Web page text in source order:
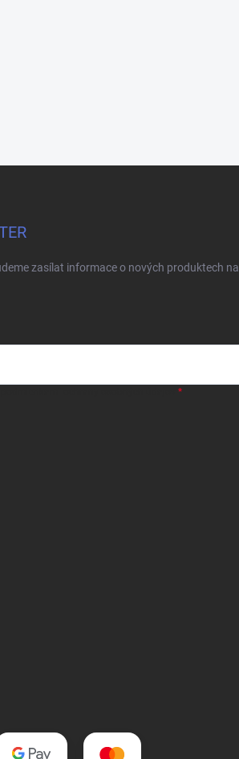
zasílat informace o nových produktech na